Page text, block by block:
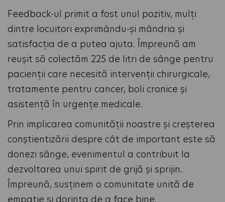
Feedback-ul primit a fost unul pozitiv, mulți
dintre locuitori exprimându-și mândria și
satisfacția de a putea ajuta. Împreună am
reușit să colectăm 225 de litri de sânge pentru
pacienții care necesită intervenții chirurgicale,
tratamente pentru cancer, boli cronice și
asistență în urgențe medicale.
Prin implicarea comunității noastre și creșterea
conștientizării despre cât de important este să
donezi sânge, evenimentul a contribuit la
dezvoltarea unui spirit de grijă și sprijin.
Împreună, susținem o comunitate unită de
empatie și dorința de a face bine.